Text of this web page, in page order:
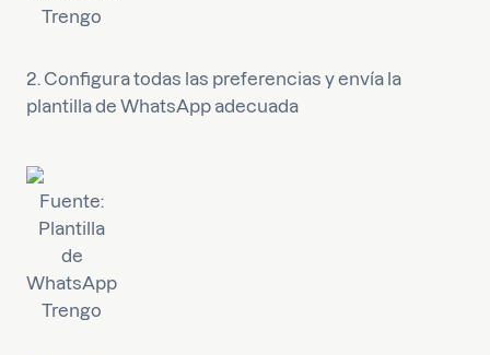
Trengo
2. Configura todas las preferencias y envía la
plantilla de WhatsApp adecuada
Fuente:
Plantilla
de
WhatsApp
Trengo